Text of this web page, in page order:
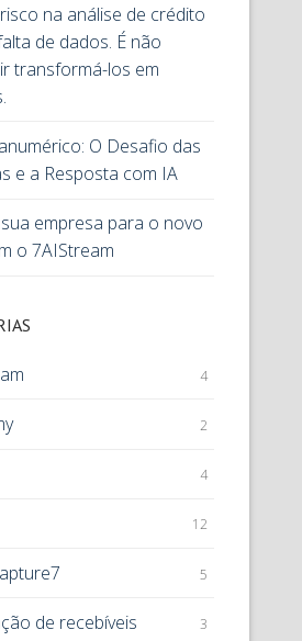
na análise de crédito
de dados. É não
transformá-los em
O Desafio das
e a Resposta com IA
empresa para o novo
o 7AIStream
4
2
4
12
5
de recebíveis 3